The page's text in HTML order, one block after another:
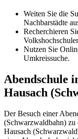
Weiten Sie die
Nachbarstädte
Recherchieren
Nutzen Sie
Umkreissuche.
Abendschule
Hausach
Der Besuch einer
(Schwarzwaldbahn) zu
Hausach